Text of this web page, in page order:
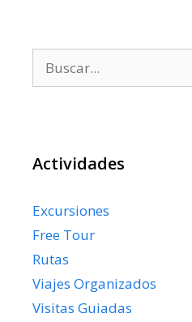
Actividades
Excursiones
Free Tour
Rutas
Viajes Organizados
Visitas Guiadas